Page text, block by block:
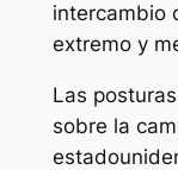
intercambio
extremo y
Las
sobre la